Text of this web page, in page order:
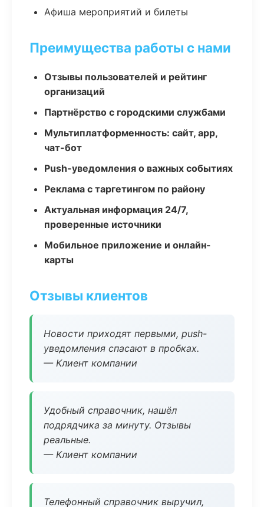
Афиша мероприятий и билеты
Преимущества работы с нами
Отзывы пользователей и рейтинг
организаций
Партнёрство с городскими службами
Мультиплатформенность: сайт, app,
чат-бот
Push-уведомления о важных событиях
Реклама с таргетингом по району
Актуальная информация 24/7,
проверенные источники
Мобильное приложение и онлайн-
карты
Отзывы клиентов
Новости приходят первыми, push-
уведомления спасают в пробках.
— Клиент компании
Удобный справочник, нашёл
подрядчика за минуту. Отзывы
реальные.
— Клиент компании
Телефонный справочник выручил,